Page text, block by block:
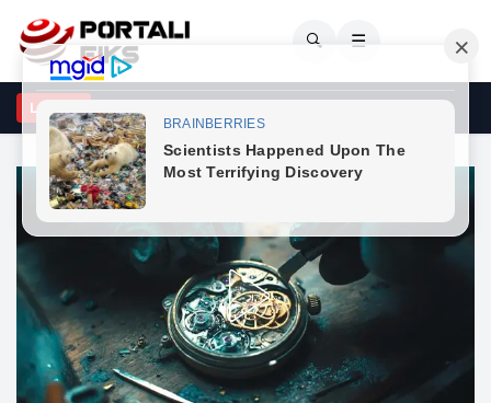
🔍 ☰
LAJME
i të dyshuarit për krime lufte, policia publikon pamjet